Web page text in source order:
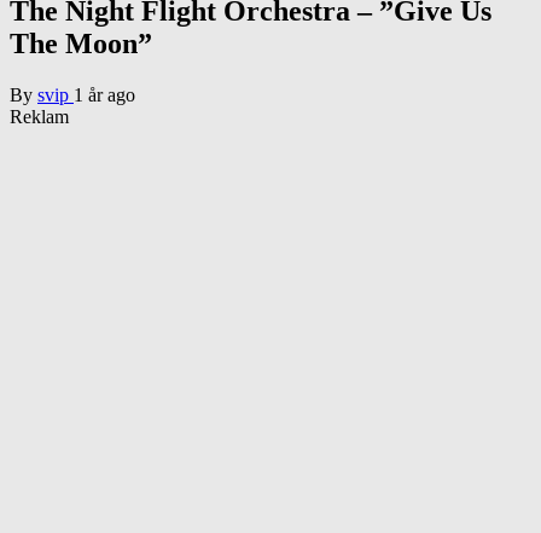
The Night Flight Orchestra – ”Give Us
The Moon”
By svip 1 år ago
Reklam